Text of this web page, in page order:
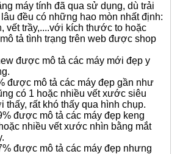
máy tính đã qua sử dụng, dù trải
đều có những hao mòn nhất định:
vết trầy,....với kích thước to hoặc
tả tình trạng trên web được shop
được mô tả các máy mới đẹp y
được mô tả các máy đẹp gần như
có 1 hoặc nhiều vết xước siêu
thấy, rất khó thấy qua hình chụp.
được mô tả các máy đẹp keng
nhiều vết xước nhìn bằng mắt
được mô tả các máy đẹp nhưng